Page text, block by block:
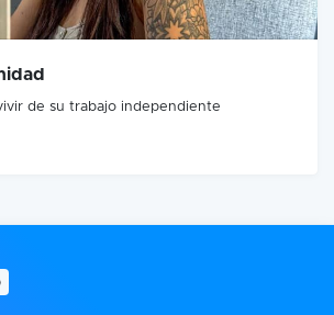
de su trabajo independiente